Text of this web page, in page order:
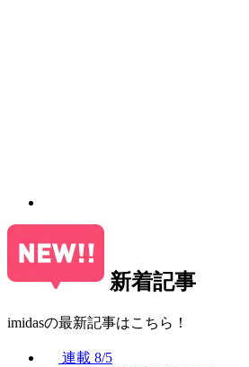
新着記事
imidasの最新記事はこちら！
連載 8/5